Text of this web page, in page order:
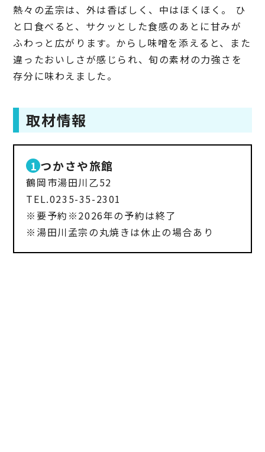
熱々の孟宗は、外は香ばしく、中はほくほく。 ひ
と口食べると、サクッとした食感のあとに甘みが
ふわっと広がります。からし味噌を添えると、また
違ったおいしさが感じられ、旬の素材の力強さを
存分に味わえました。
取材情報
つかさや旅館
鶴岡市湯田川乙52
TEL.0235-35-2301
※要予約※2026年の予約は終了
※湯田川孟宗の丸焼きは休止の場合あり